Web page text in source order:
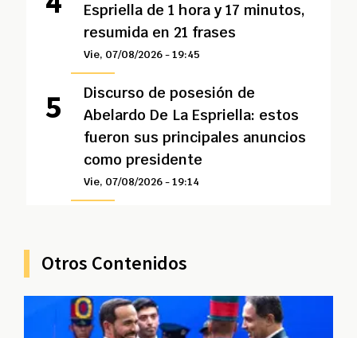
Espriella de 1 hora y 17 minutos,
resumida en 21 frases
Vie, 07/08/2026 - 19:45
Discurso de posesión de
Abelardo De La Espriella: estos
fueron sus principales anuncios
como presidente
Vie, 07/08/2026 - 19:14
Otros Contenidos